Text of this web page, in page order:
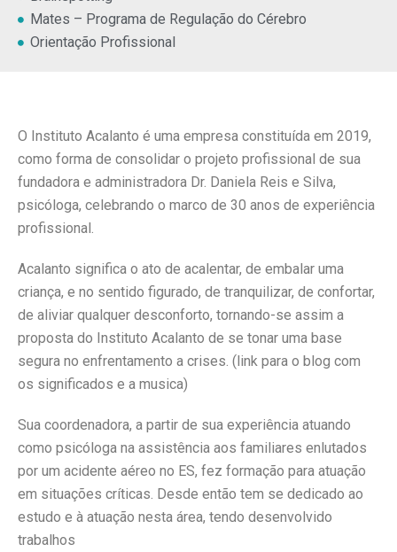
Mates – Programa de Regulação do Cérebro
Orientação Profissional
O Instituto Acalanto é uma empresa constituída em 2019,
como forma de consolidar o projeto profissional de sua
fundadora e administradora Dr. Daniela Reis e Silva,
psicóloga, celebrando o marco de 30 anos de experiência
profissional.
Acalanto significa o ato de acalentar, de embalar uma
criança, e no sentido figurado, de tranquilizar, de confortar,
de aliviar qualquer desconforto, tornando-se assim a
proposta do Instituto Acalanto de se tonar uma base
segura no enfrentamento a crises. (link para o blog com
os significados e a musica)
Sua coordenadora, a partir de sua experiência atuando
como psicóloga na assistência aos familiares enlutados
por um acidente aéreo no ES, fez formação para atuação
em situações críticas. Desde então tem se dedicado ao
estudo e à atuação nesta área, tendo desenvolvido
trabalhos